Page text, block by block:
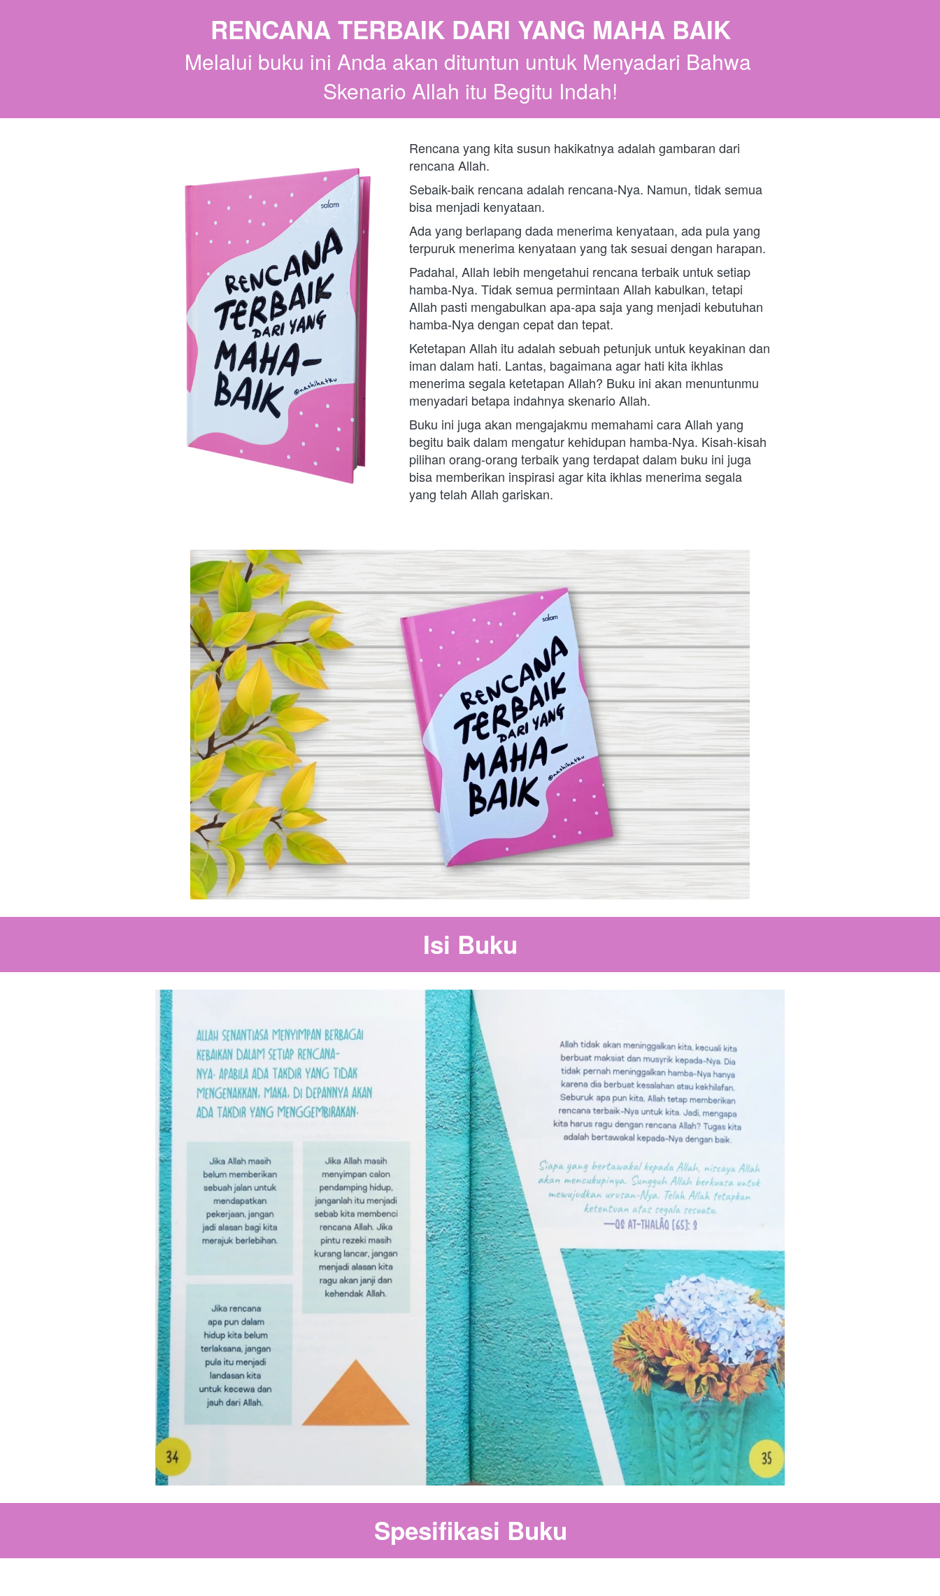
RENCANA TERBAIK DARI YANG MAHA BAIK
Melalui buku ini Anda akan dituntun untuk Menyadari Bahwa
Skenario Allah itu Begitu Indah!
Rencana yang kita susun hakikatnya adalah gambaran dari
rencana Allah.
Sebaik-baik rencana adalah rencana-Nya. Namun, tidak semua
bisa menjadi kenyataan.
Ada yang berlapang dada menerima kenyataan, ada pula yang
terpuruk menerima kenyataan yang tak sesuai dengan harapan.
Padahal, Allah lebih mengetahui rencana terbaik untuk setiap
hamba-Nya. Tidak semua permintaan Allah kabulkan, tetapi
Allah pasti mengabulkan apa-apa saja yang menjadi kebutuhan
hamba-Nya dengan cepat dan tepat.
Ketetapan Allah itu adalah sebuah petunjuk untuk keyakinan dan
iman dalam hati. Lantas, bagaimana agar hati kita ikhlas
menerima segala ketetapan Allah? Buku ini akan menuntunmu
menyadari betapa indahnya skenario Allah.
Buku ini juga akan mengajakmu memahami cara Allah yang
begitu baik dalam mengatur kehidupan hamba-Nya. Kisah-kisah
pilihan orang-orang terbaik yang terdapat dalam buku ini juga
bisa memberikan inspirasi agar kita ikhlas menerima segala
yang telah Allah gariskan.
Isi Buku
Spesifikasi Buku